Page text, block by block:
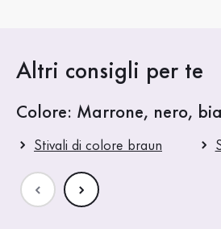
Altri consigli per te
Colore: Marrone, nero,
Stivali di colore braun